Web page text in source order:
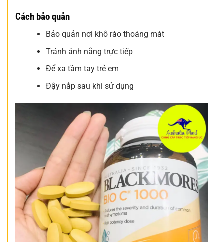
Cách bảo quản
Bảo quản nơi khô ráo thoáng mát
Tránh ánh nắng trực tiếp
Để xa tầm tay trẻ em
Đậy nắp sau khi sử dụng